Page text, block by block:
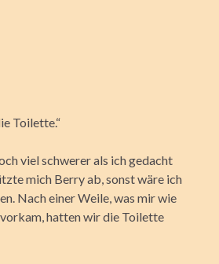
Toilette.“
viel schwerer als ich gedacht
mich Berry ab, sonst wäre ich
Nach einer Weile, was mir wie
hatten wir die Toilette